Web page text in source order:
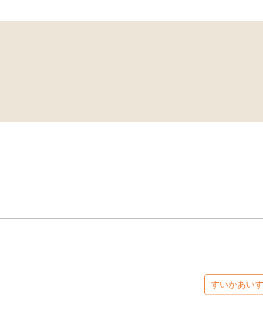
すいかあいす